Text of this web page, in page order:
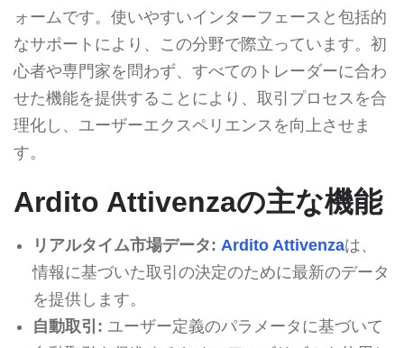
ォームです。使いやすいインターフェースと包括的
なサポートにより、この分野で際立っています。初
心者や専門家を問わず、すべてのトレーダーに合わ
せた機能を提供することにより、取引プロセスを合
理化し、ユーザーエクスペリエンスを向上させま
す。
Ardito Attivenzaの主な機能
リアルタイム市場データ: Ardito Attivenzaは、
情報に基づいた取引の決定のために最新のデータ
を提供します。
自動取引: ユーザー定義のパラメータに基づいて